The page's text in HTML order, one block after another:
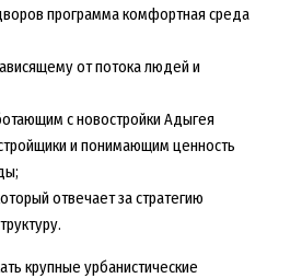
программа комфортная среда
от потока людей и
с новостройки Адыгея
и понимающим ценность
отвечает за стратегию
крупные урбанистические